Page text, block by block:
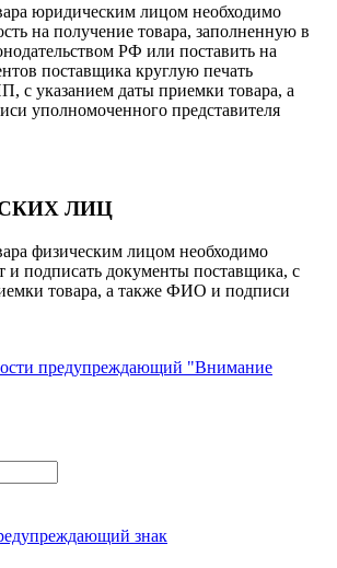
юридическим лицом необходимо
на получение товара, заполненную в
РФ или поставить на
поставщика круглую печать
с указанием даты приемки товара, а
уполномоченного представителя
ЛИЦ
физическим лицом необходимо
и подписать документы поставщика, с
товара, а также ФИО и подписи
предупреждающий "Внимание
знак